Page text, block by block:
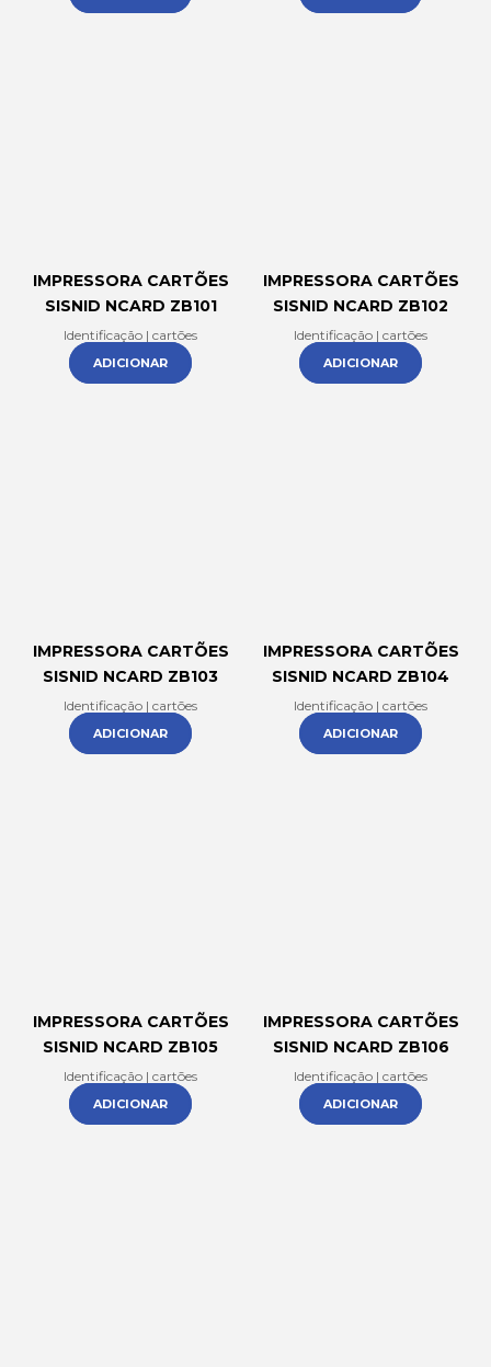
IMPRESSORA CARTÕES
SISNID NCARD ZB101
Identificação | cartões
ADICIONAR
IMPRESSORA CARTÕES
SISNID NCARD ZB102
Identificação | cartões
ADICIONAR
IMPRESSORA CARTÕES
SISNID NCARD ZB103
Identificação | cartões
ADICIONAR
IMPRESSORA CARTÕES
SISNID NCARD ZB104
Identificação | cartões
ADICIONAR
IMPRESSORA CARTÕES
SISNID NCARD ZB105
Identificação | cartões
ADICIONAR
IMPRESSORA CARTÕES
SISNID NCARD ZB106
Identificação | cartões
ADICIONAR